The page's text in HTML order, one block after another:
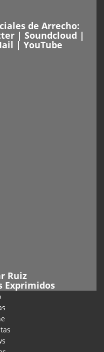
de Arrecho:
| Soundcloud |
| YouTube
Ruiz
Exprimidos